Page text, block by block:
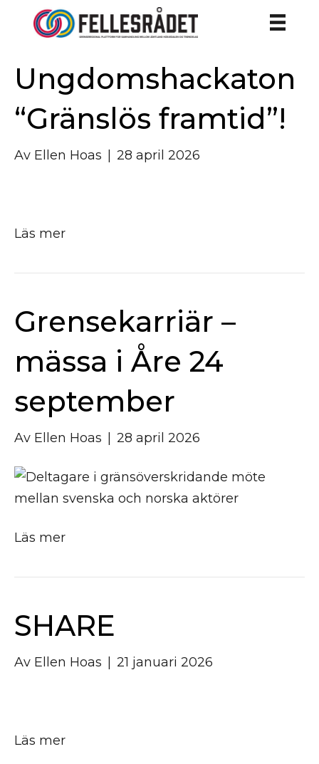
Ungdomshackaton
“Gränslös framtid”!
Av Ellen Hoas 28 april 2026
Läs mer
Grensekarriär –
mässa i Åre 24
september
Av Ellen Hoas 28 april 2026
Läs mer
SHARE
Av Ellen Hoas 21 januari 2026
Läs mer